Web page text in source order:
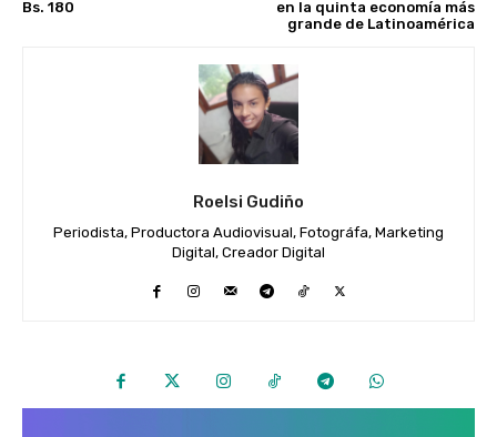
Bs. 180
en la quinta economía más
grande de Latinoamérica
Roelsi Gudiño
Periodista, Productora Audiovisual, Fotográfa, Marketing
Digital, Creador Digital